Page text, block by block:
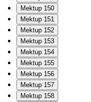
Mektup 150
Mektup 151
Mektup 152
Mektup 153
Mektup 154
Mektup 155
Mektup 156
Mektup 157
Mektup 158